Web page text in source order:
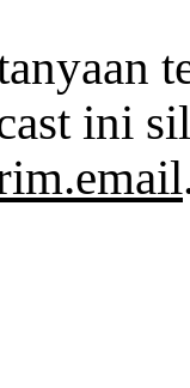
ini